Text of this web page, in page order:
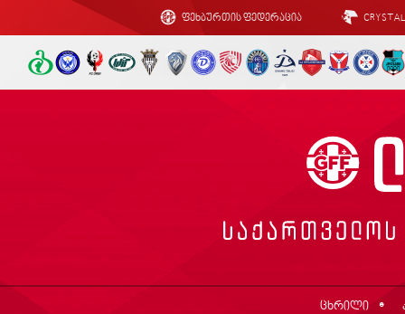
ფეხბურთის ფედერაცია
ცხრილი